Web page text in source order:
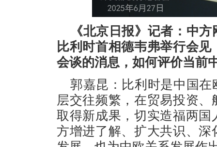
《北京日报》记者：中
比利时首相德韦弗举行会
会谈的消息，如何评价当前
郭嘉昆：比利时是中国
层交往频繁，在贸易投资
取得新成果，切实造福两
方增进了解、扩大共识、